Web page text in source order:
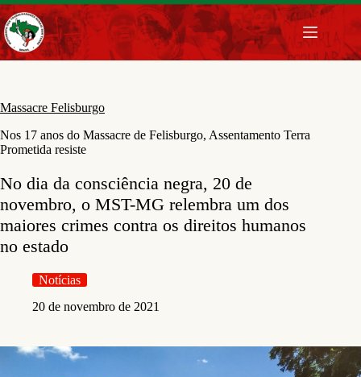
Pular
para
o
conteúdo
Massacre Felisburgo
Nos 17 anos do Massacre de Felisburgo, Assentamento Terra
Prometida resiste
No dia da consciência negra, 20 de
novembro, o MST-MG relembra um dos
maiores crimes contra os direitos humanos
no estado
Notícias
20 de novembro de 2021